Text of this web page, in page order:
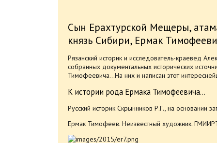
Сын Ерахтурской Мещеры,
князь Сибири, Ермак
Рязанский историк и исследователь-краевед
собранных документальных исторических
Тимофеевича…На них и написан этот
К истории рода Ермака Тимофеевича…
Русский историк Скрынников Р.Г., на основании
Ермак Тимофеев. Неизвестный художник.